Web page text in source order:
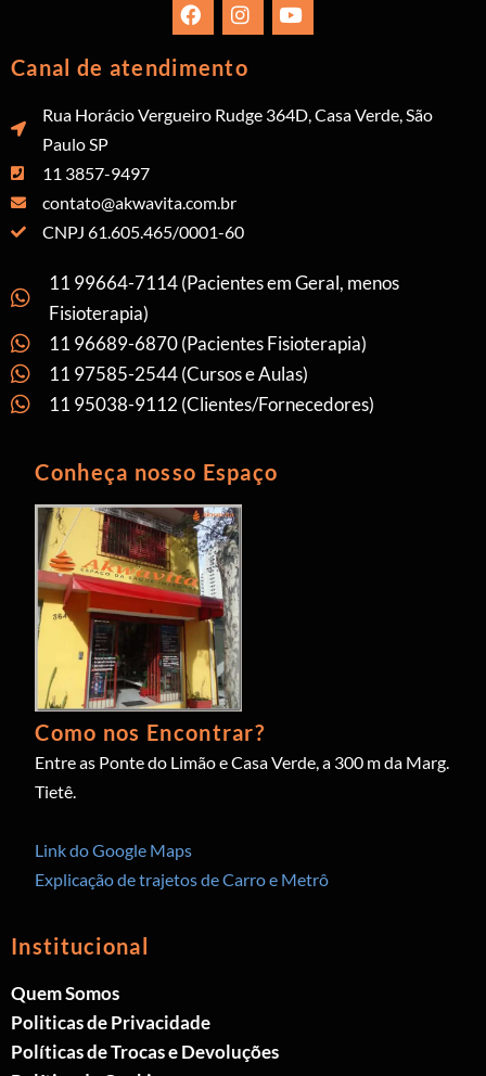
Canal de atendimento
Rua Horácio Vergueiro Rudge 364D, Casa Verde, São
Paulo SP
11 3857-9497
contato@akwavita.com.br
CNPJ 61.605.465/0001-60
11 99664-7114 (Pacientes em Geral, menos
Fisioterapia)
11 96689-6870 (Pacientes Fisioterapia)
11 97585-2544 (Cursos e Aulas)
11 95038-9112 (Clientes/Fornecedores)
Conheça nosso Espaço
Como nos Encontrar?
Entre as Ponte do Limão e Casa Verde, a 300 m da Marg.
Tietê.
Link do Google Maps
Explicação de trajetos de Carro e Metrô
Institucional
Quem Somos
Politicas de Privacidade
Políticas de Trocas e Devoluções